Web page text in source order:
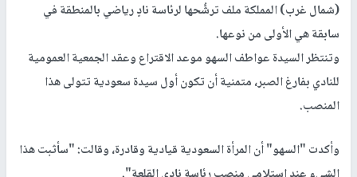
(شمال غرب) المملكة ملف ترشُّحها لرئاسة نادٍ رياضي بالمنطقة في
سابقة هي الأولى من نوعها.
وتنتظر السيدة عواطف السهو موعد الاقتراع وعقد الجمعية العمومية
للنادي بفارغ الصبر، متمنية أن تكون أول سيدة سعودية تتولى هذا
المنصب.
وأكدت "السهو" أن المرأة السعودية قيادية وقادرة، وقالت: "سأثبت هذا